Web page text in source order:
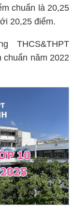
chuẩn là 20,25
20,25 điểm.
THCS&THPT
chuẩn năm 2022